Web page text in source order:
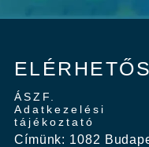
ÁSZF.
Adatkezelési
tájékoztató
Címünk: 1082